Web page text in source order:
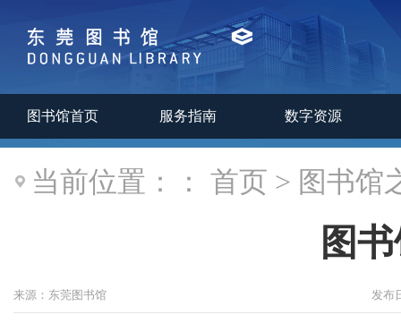
图书馆首页 服务指南 数字资源
当前位置：： 首页 > 图书馆
图
来源： 东莞图书馆 发布